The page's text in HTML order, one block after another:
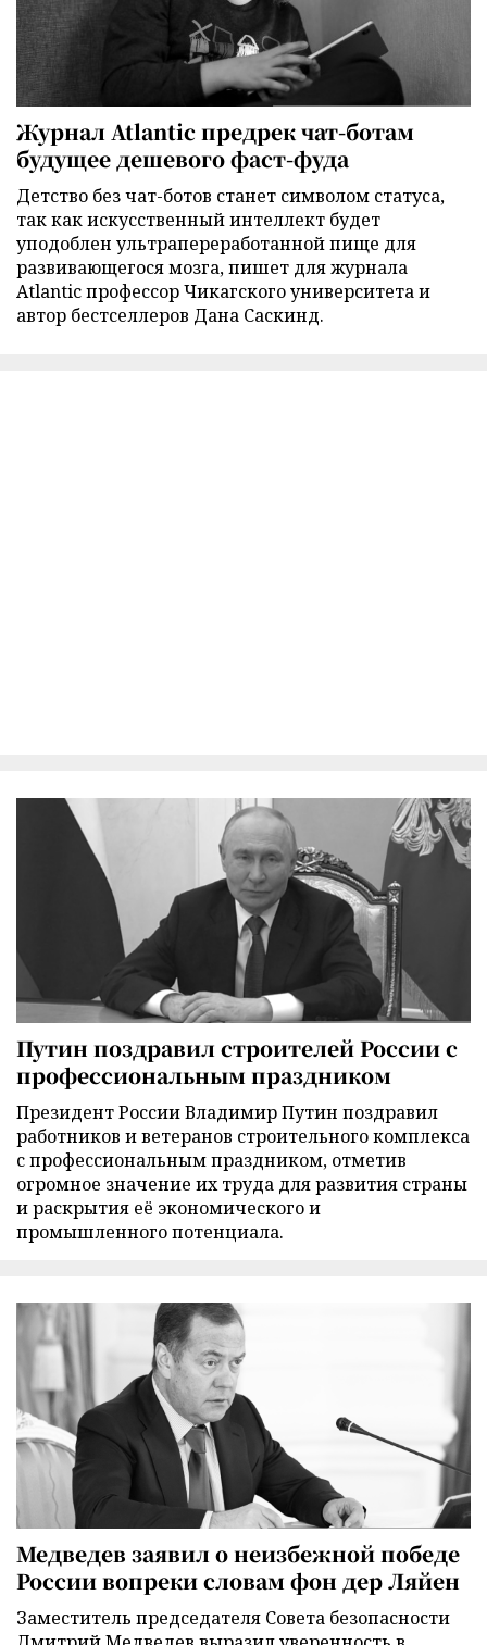
Журнал Atlantic предрек чат-ботам
будущее дешевого фаст-фуда
Детство без чат-ботов станет символом статуса,
так как искусственный интеллект будет
уподоблен ультрапереработанной пище для
развивающегося мозга, пишет для журнала
Atlantic профессор Чикагского университета и
автор бестселлеров Дана Саскинд.
Путин поздравил строителей России с
профессиональным праздником
Президент России Владимир Путин поздравил
работников и ветеранов строительного комплекса
с профессиональным праздником, отметив
огромное значение их труда для развития страны
и раскрытия её экономического и
промышленного потенциала.
Медведев заявил о неизбежной победе
России вопреки словам фон дер Ляйен
Заместитель председателя Совета безопасности